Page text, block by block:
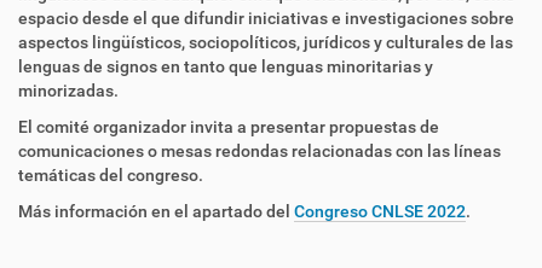
espacio desde el que difundir iniciativas e investigaciones sobre
aspectos lingüísticos, sociopolíticos, jurídicos y culturales de las
lenguas de signos en tanto que lenguas minoritarias y
minorizadas.
El comité organizador invita a presentar propuestas de
comunicaciones o mesas redondas relacionadas con las líneas
temáticas del congreso.
Más información en el apartado del Congreso CNLSE 2022.